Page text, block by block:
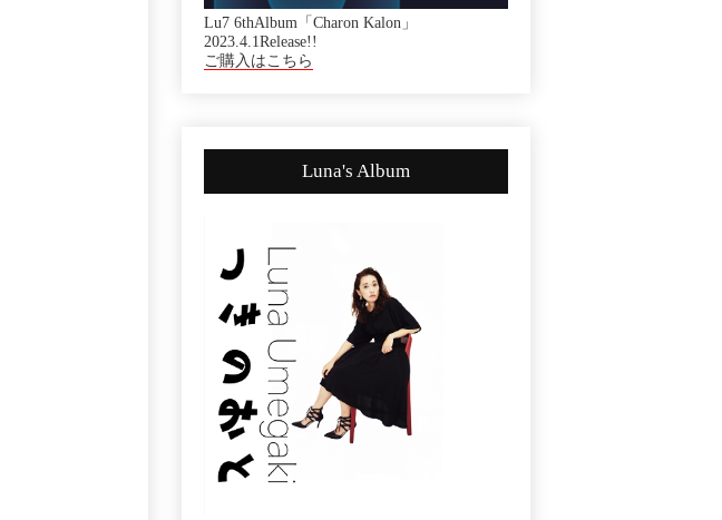
Lu7 6thAlbum「Charon Kalon」
2023.4.1Release!!
ご購入はこちら
Luna's Album